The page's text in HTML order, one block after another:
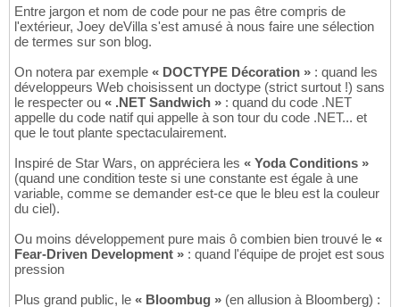
Entre jargon et nom de code pour ne pas être compris de
l'extérieur, Joey deVilla s'est amusé à nous faire une sélection
de termes sur son blog.
On notera par exemple « DOCTYPE Décoration » : quand les
développeurs Web choisissent un doctype (strict surtout !) sans
le respecter ou « .NET Sandwich » : quand du code .NET
appelle du code natif qui appelle à son tour du code .NET... et
que le tout plante spectaculairement.
Inspiré de Star Wars, on appréciera les « Yoda Conditions »
(quand une condition teste si une constante est égale à une
variable, comme se demander est-ce que le bleu est la couleur
du ciel).
Ou moins développement pure mais ô combien bien trouvé le «
Fear-Driven Development » : quand l'équipe de projet est sous
pression
Plus grand public, le « Bloombug » (en allusion à Bloomberg) :